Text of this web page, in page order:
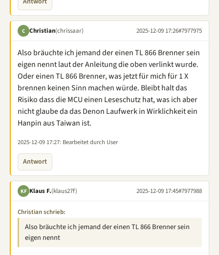
C Christian(chrissaar) 2025-12-09 17:26#7977975
Also bräuchte ich jemand der einen TL 866 Brenner sein
eigen nennt laut der Anleitung die oben verlinkt wurde.
Oder einen TL 866 Brenner, was jetzt für mich für 1 X
brennen keinen Sinn machen würde. Bleibt halt das
Risiko dass die MCU einen Leseschutz hat, was ich aber
nicht glaube da das Denon Laufwerk in Wirklichkeit ein
Hanpin aus Taiwan ist.
2025-12-09 17:27: Bearbeitet durch User
Antwort
KF Klaus F.(klaus27f) 2025-12-09 17:45#7977988
Christian schrieb:
Also bräuchte ich jemand der einen TL 866 Brenner sein
eigen nennt